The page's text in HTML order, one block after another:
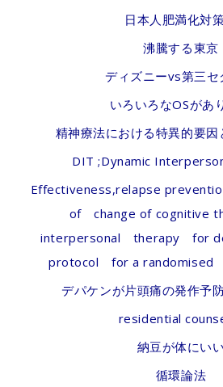
日本人肥満化対
沸騰する東京
ディズニーvs第三セ
いろいろなOSがあ
精神療法における特異的要因
DIT ;Dynamic
Effectiveness,relapse
of change of cognitive
interpersonal therapy for
protocol for a randomised
デパケンが片頭痛の発作予
residential
納豆が体にいい
循環論法